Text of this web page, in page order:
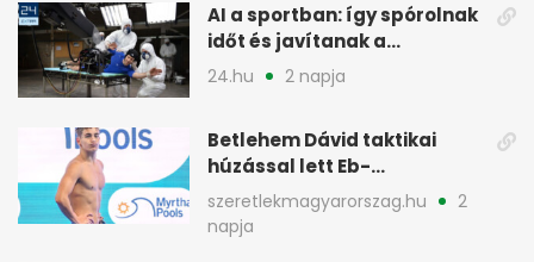
AI a sportban: így spórolnak
időt és javítanak a
teljesítményen
24.hu 2 napja
Betlehem Dávid taktikai
húzással lett Eb-
aranyérmes Párizsban
szeretlekmagyarorszag.hu
2
napja